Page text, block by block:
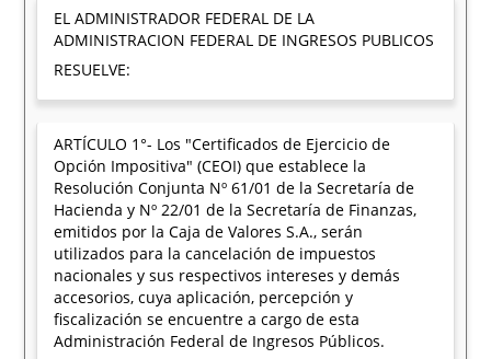
EL ADMINISTRADOR FEDERAL DE LA
ADMINISTRACION FEDERAL DE INGRESOS PUBLICOS
RESUELVE:
ARTÍCULO 1°- Los "Certificados de Ejercicio de
Opción Impositiva" (CEOI) que establece la
Resolución Conjunta Nº 61/01 de la Secretaría de
Hacienda y Nº 22/01 de la Secretaría de Finanzas,
emitidos por la Caja de Valores S.A., serán
utilizados para la cancelación de impuestos
nacionales y sus respectivos intereses y demás
accesorios, cuya aplicación, percepción y
fiscalización se encuentre a cargo de esta
Administración Federal de Ingresos Públicos.